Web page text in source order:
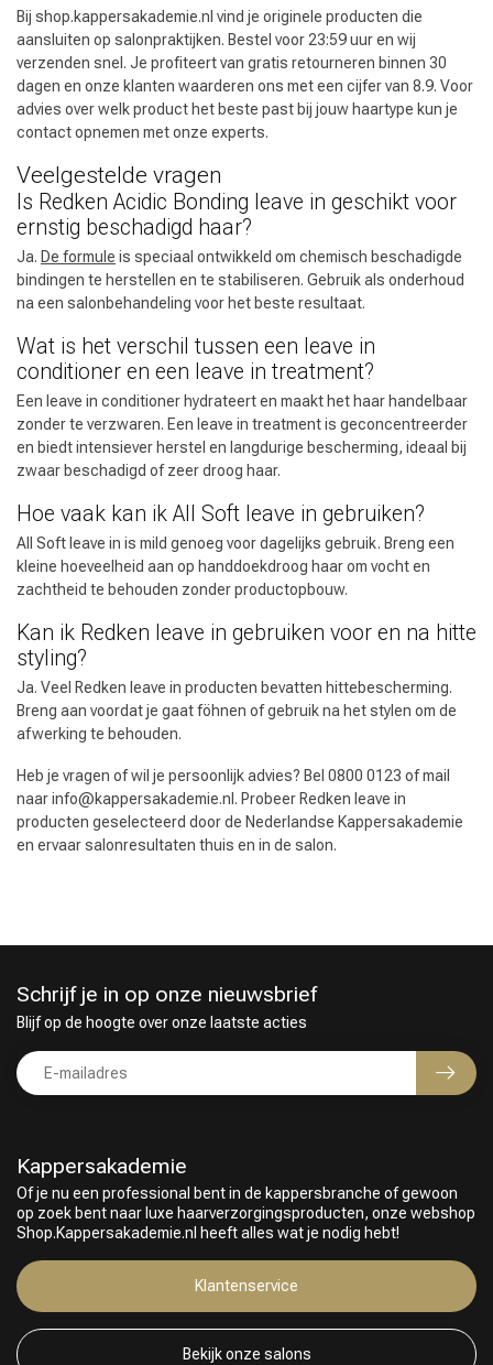
Keuze van onze Kappers
Bij shop.kappersakademie.nl vind je originele producten die
aansluiten op salonpraktijken. Bestel voor 23:59 uur en wij
verzenden snel. Je profiteert van gratis retourneren binnen 30
dagen en onze klanten waarderen ons met een cijfer van 8.9. Voor
advies over welk product het beste past bij jouw haartype kun je
contact opnemen met onze experts.
Veelgestelde vragen
Is Redken Acidic Bonding leave in geschikt voor
ernstig beschadigd haar?
Ja. De formule is speciaal ontwikkeld om chemisch beschadigde
bindingen te herstellen en te stabiliseren. Gebruik als onderhoud
na een salonbehandeling voor het beste resultaat.
Wat is het verschil tussen een leave in
conditioner en een leave in treatment?
Een leave in conditioner hydrateert en maakt het haar handelbaar
zonder te verzwaren. Een leave in treatment is geconcentreerder
en biedt intensiever herstel en langdurige bescherming, ideaal bij
zwaar beschadigd of zeer droog haar.
Hoe vaak kan ik All Soft leave in gebruiken?
All Soft leave in is mild genoeg voor dagelijks gebruik. Breng een
kleine hoeveelheid aan op handdoekdroog haar om vocht en
zachtheid te behouden zonder productopbouw.
Kan ik Redken leave in gebruiken voor en na hitte
styling?
Ja. Veel Redken leave in producten bevatten hittebescherming.
Breng aan voordat je gaat föhnen of gebruik na het stylen om de
afwerking te behouden.
Heb je vragen of wil je persoonlijk advies? Bel 0800 0123 of mail
naarinfo@kappersakademie.nl. Probeer Redken leave in
producten geselecteerd door de Nederlandse Kappersakademie
en ervaar salonresultaten thuis en in de salon.
Kappersakademie
Of je nu een professional bent in de kappersbranche of gewoon
op zoek bent naar luxe haarverzorgingsproducten, onze webshop
Shop.Kappersakademie.nl heeft alles wat je nodig hebt!
Klantenservice
Bekijk onze salons
Schrijf je in op onze nieuwsbrief
Blijf op de hoogte over onze laatste acties